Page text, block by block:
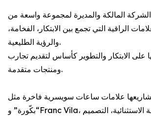
المالكة والمديرة لمجموعة واسعة من
الراقية التي تجمع بين الابتكار، الفخامة،
والرؤية الطليعية.
على الابتكار والتطوير كأساس لتقديم تجارب
ومنتجات متقدمة.
علامات ساعات سويسرية فاخرة مثل
“بكّورة” وFranc Vila، التي تجمع بين الدقة الاستثنائية، التصميم